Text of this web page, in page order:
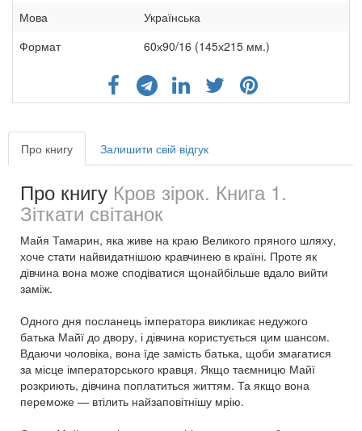
Мова
Українська
Формат
60х90/16 (145х215 мм.)
Про книгу Залишити свій відгук
Про книгу Кров зірок. Книга 1.
Зіткати світанок
Майя Тамарин, яка живе на краю Великого пряного шляху,
хоче стати найвидатнішою кравчинею в країні. Проте як
дівчина вона може сподіватися щонайбільше вдало вийти
заміж.
Одного дня посланець імператора викликає недужого
батька Майї до двору, і дівчина користується цим шансом.
Вдаючи чоловіка, вона їде замість батька, щоби змагатися
за місце імператорського кравця. Якщо таємницю Майї
розкриють, дівчина поплатиться життям. Та якщо вона
переможе — втілить найзаповітнішу мрію.